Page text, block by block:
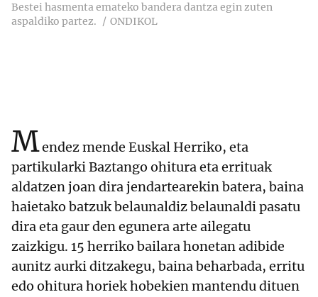
Bestei hasmenta emateko bandera dantza egin zuten
aspaldiko partez.
ONDIKOL
Mendez mende Euskal Herriko, eta
partikularki Baztango ohitura eta errituak
aldatzen joan dira jendartearekin batera, baina
haietako batzuk belaunaldiz belaunaldi pasatu
dira eta gaur den egunera arte ailegatu
zaizkigu. 15 herriko bailara honetan adibide
aunitz aurki ditzakegu, baina beharbada, erritu
edo ohitura horiek hobekien mantendu dituen